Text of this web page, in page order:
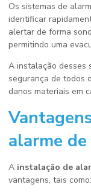
Os sistemas de
identificar
alertar de forma
permitindo uma
A instalação desses
segurança de todos
danos materiais em
alarme
A instalação de
vantagens, tais como: